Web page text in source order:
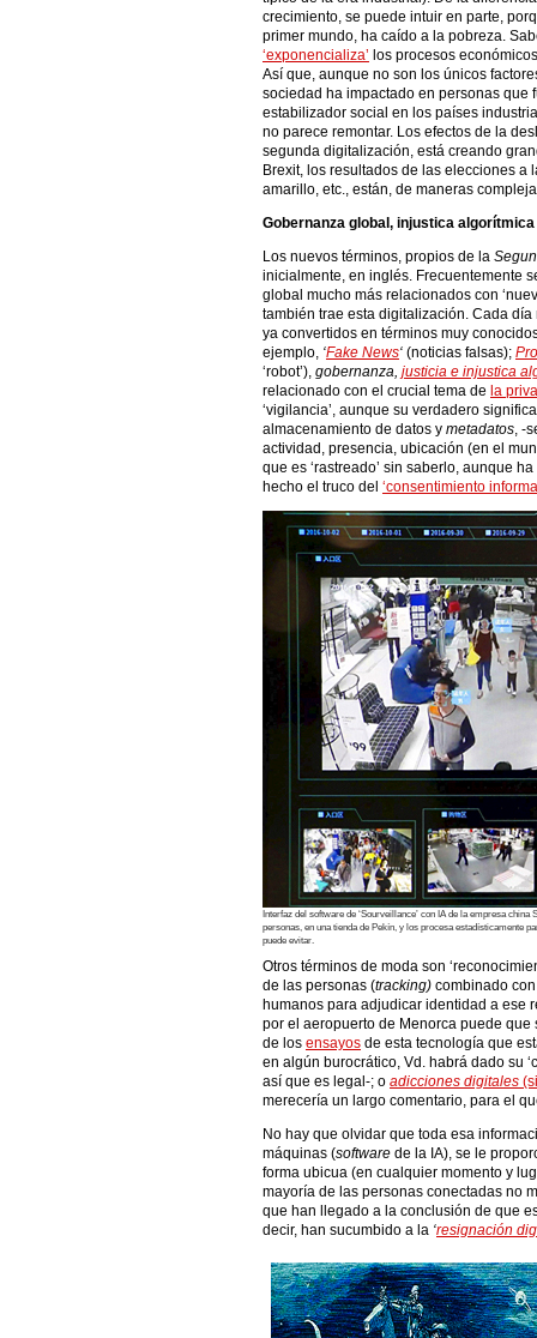
crecimiento, se puede intuir en parte,
primer mundo, ha caído a la pobreza.
‘exponencializa’ los procesos
Así que, aunque no son los únicos
sociedad ha impactado en personas que
estabilizador social en los países
no parece remontar. Los efectos de la
segunda digitalización, está creando
Brexit, los resultados de las elecciones
amarillo, etc., están, de maneras
Gobernanza global, injustica
Los nuevos términos, propios de la
inicialmente, en inglés. Frecuentemente
global mucho más relacionados con
también trae esta digitalización. Cada
ya convertidos en términos muy
ejemplo, ‘Fake News‘ (noticias falsas);
‘robot’), gobernanza, justicia e injustica
relacionado con el crucial tema de la
‘vigilancia’, aunque su verdadero
almacenamiento de datos y metadatos, -
actividad, presencia, ubicación (en el
que es ‘rastreado’ sin saberlo, aunque
hecho el truco del ‘consentimiento
Interfaz del software de ‘Sourveillance’ con IA de la empresa
personas, en una tienda de Pekín, y los procesa estadísticamente
puede evitar.
Otros términos de moda son
de las personas (tracking) combinado
humanos para adjudicar identidad a ese
por el aeropuerto de Menorca puede
de los ensayos de esta tecnología que
en algún burocrático, Vd. habrá dado su
así que es legal-; o adicciones digitales
merecería un largo comentario, para el
No hay que olvidar que toda esa
máquinas (software de la IA), se le
forma ubicua (en cualquier momento y
mayoría de las personas conectadas no
que han llegado a la conclusión de que
decir, han sucumbido a la ‘resignación